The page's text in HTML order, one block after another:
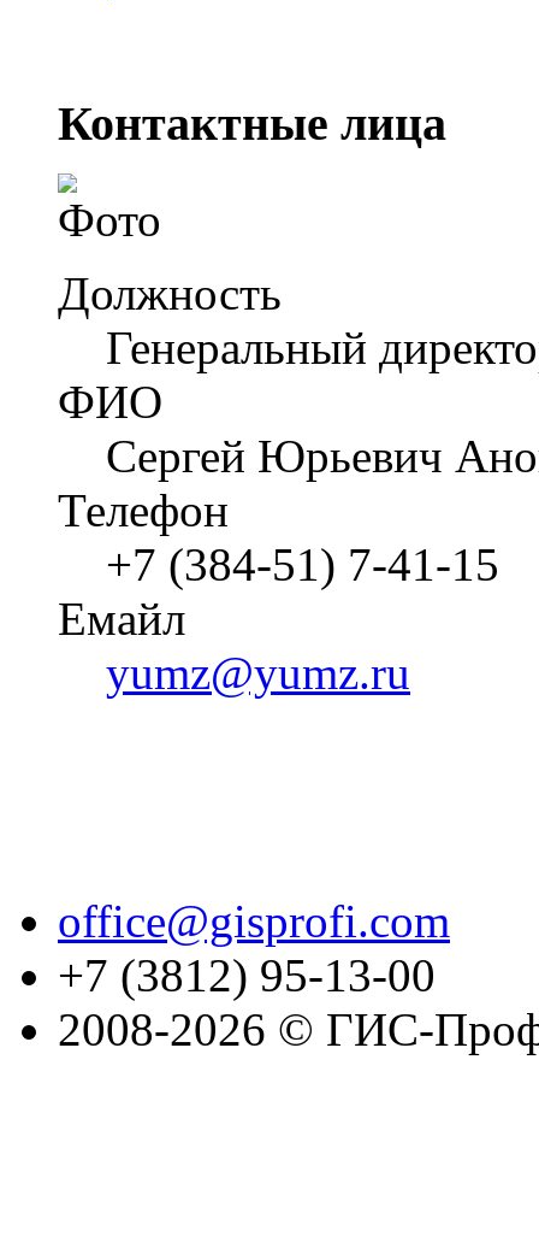
Контактные лица
Должность
Генеральный
ФИО
Сергей Юрьевич
Телефон
+7 (384-51) 7-41-15
Емайл
yumz@yumz.ru
office@gisprofi.com
+7 (3812) 95-13-00
2008-2026 © ГИС-